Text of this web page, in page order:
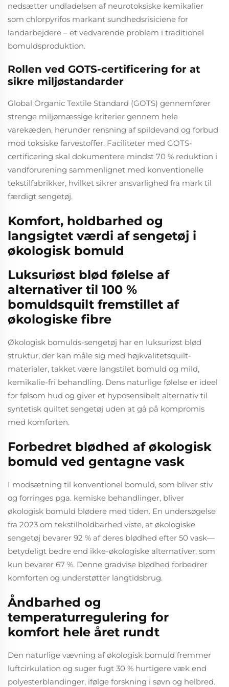
nedsætter undladelsen af neurotoksiske kemikalier
som chlorpyrifos markant sundhedsrisiciene for
landarbejdere – et vedvarende problem i traditionel
bomuldsproduktion.
Rollen ved GOTS-certificering for at
sikre miljøstandarder
Global Organic Textile Standard (GOTS) gennemfører
strenge miljømæssige kriterier gennem hele
varekæden, herunder rensning af spildevand og forbud
mod toksiske farvestoffer. Faciliteter med GOTS-
certificering skal dokumentere mindst 70 % reduktion i
vandforurening sammenlignet med konventionelle
tekstilfabrikker, hvilket sikrer ansvarlighed fra mark til
færdigt sengetøj.
Komfort, holdbarhed og
langsigtet værdi af sengetøj i
økologisk bomuld
Luksuriøst blød følelse af
alternativer til 100 %
bomuldsquilt fremstillet af
økologiske fibre
Økologisk bomulds-sengetøj har en luksuriøst blød
struktur, der kan måle sig med højkvalitetsquilt-
materialer, takket være langstilet bomuld og mild,
kemikalie-fri behandling. Dens naturlige følelse er ideel
for følsom hud og giver et hyposensibelt alternativ til
syntetisk quiltet sengetøj uden at gå på kompromis
med komforten.
Forbedret blødhed af økologisk
bomuld ved gentagne vask
I modsætning til konventionel bomuld, som bliver stiv
og forringes pga. kemiske behandlinger, bliver
økologisk bomuld blødere med tiden. En undersøgelse
fra 2023 om tekstilholdbarhed viste, at økologiske
sengetøj bevarer 92 % af deres blødhed efter 50 vask—
betydeligt bedre end ikke-økologiske alternativer, som
kun bevarer 67 %. Denne gradvise blødhed forbedrer
komforten og understøtter langtidsbrug.
Åndbarhed og
temperaturregulering for
komfort hele året rundt
Den naturlige vævning af økologisk bomuld fremmer
luftcirkulation og suger fugt 30 % hurtigere væk end
polyesterblandinger, ifølge forskning i søvn og helbred.